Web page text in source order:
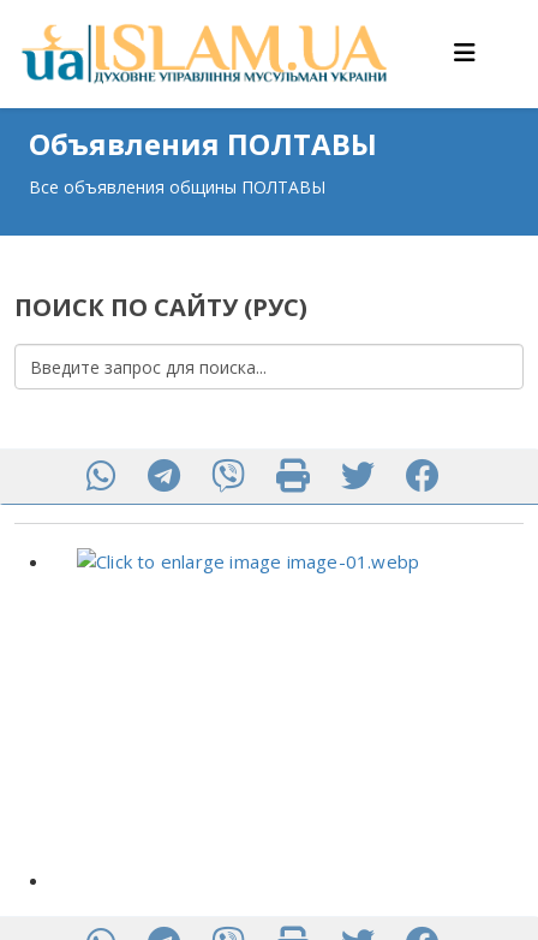
Объявления ПОЛТАВЫ
Все объявления общины ПОЛТАВЫ
ПОИСК ПО САЙТУ (РУС)